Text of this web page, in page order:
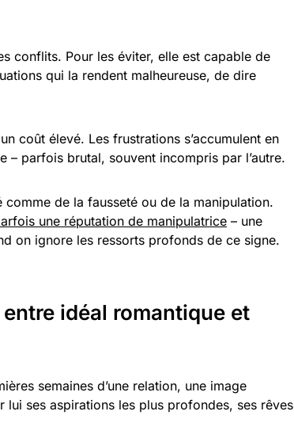
conflits. Pour les éviter, elle est capable de
qui la rendent malheureuse, de dire
coût élevé. Les frustrations s’accumulent en
– parfois brutal, souvent incompris par l’autre.
de la fausseté ou de la manipulation.
une réputation de manipulatrice – une
on ignore les ressorts profonds de ce signe.
idéal romantique et
semaines d’une relation, une image
lui ses aspirations les plus profondes, ses rêves